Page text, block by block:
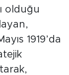
olduğu
1919’da